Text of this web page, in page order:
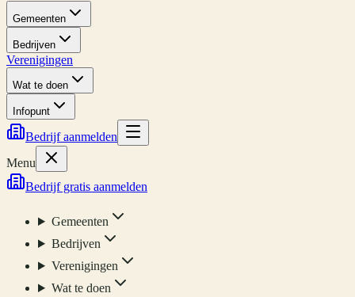
Gemeenten
Bedrijven
Verenigingen
Wat te doen
Infopunt
Bedrijf aanmelden
Menu
Bedrijf gratis aanmelden
Gemeenten
Bedrijven
Verenigingen
Wat te doen